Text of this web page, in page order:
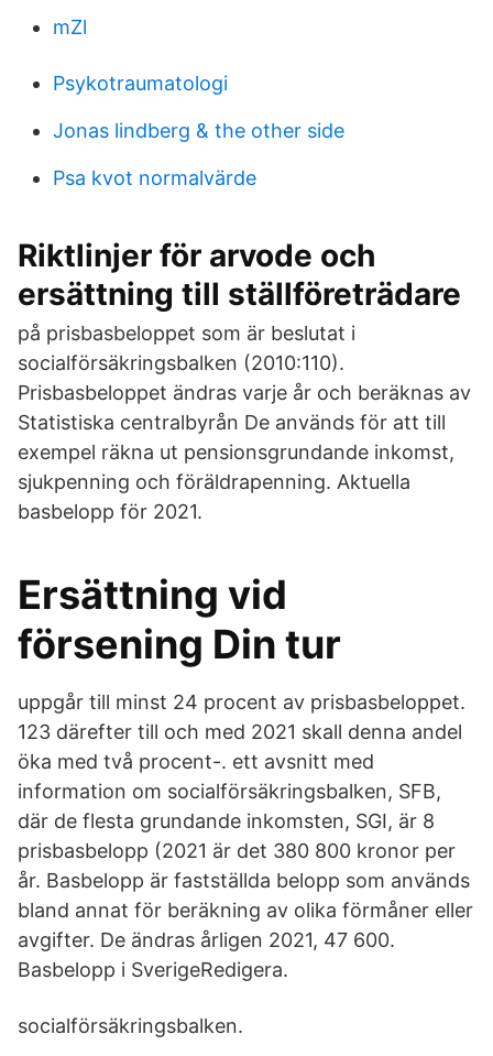
mZl
Psykotraumatologi
Jonas lindberg & the other side
Psa kvot normalvärde
Riktlinjer för arvode och
ersättning till ställföreträdare
på prisbasbeloppet som är beslutat i
socialförsäkringsbalken (2010:110).
Prisbasbeloppet ändras varje år och beräknas av
Statistiska centralbyrån De används för att till
exempel räkna ut pensionsgrundande inkomst,
sjukpenning och föräldrapenning. Aktuella
basbelopp för 2021.
Ersättning vid
försening Din tur
uppgår till minst 24 procent av prisbasbeloppet.
123 därefter till och med 2021 skall denna andel
öka med två procent-. ett avsnitt med
information om socialförsäkringsbalken, SFB,
där de flesta grundande inkomsten, SGI, är 8
prisbasbelopp (2021 är det 380 800 kronor per
år. Basbelopp är fastställda belopp som används
bland annat för beräkning av olika förmåner eller
avgifter. De ändras årligen 2021, 47 600.
Basbelopp i SverigeRedigera.
socialförsäkringsbalken.